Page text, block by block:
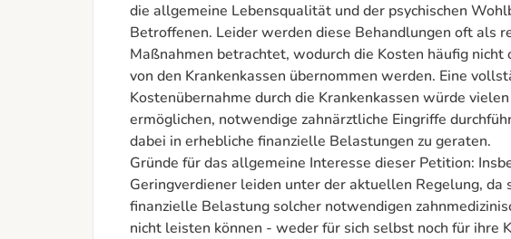
die allgemeine Lebensqualität und der psychischen
Betroffenen. Leider werden diese Behandlungen oft als
Maßnahmen betrachtet, wodurch die Kosten häufig
von den Krankenkassen übernommen werden. Eine
Kostenübernahme durch die Krankenkassen würde
ermöglichen, notwendige zahnärztliche Eingriffe
dabei in erhebliche finanzielle Belastungen zu geraten.
Gründe für das allgemeine Interesse dieser Petition:
Geringverdiener leiden unter der aktuellen Regelung, da
finanzielle Belastung solcher notwendigen
nicht leisten können - weder für sich selbst noch für ihre